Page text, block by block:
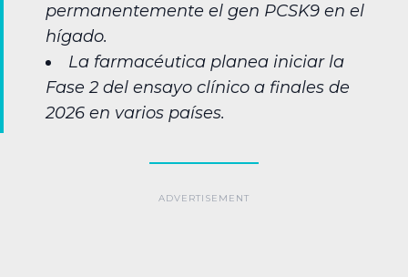
permanentemente el gen PCSK9 en el
hígado.
La farmacéutica planea iniciar la
Fase 2 del ensayo clínico a finales de
2026 en varios países.